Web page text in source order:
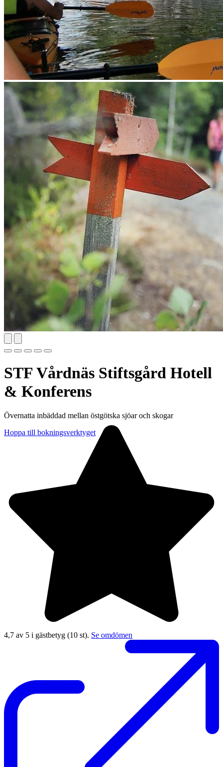
STF Vårdnäs Stiftsgård Hotell
& Konferens
Övernatta inbäddad mellan östgötska sjöar och skogar
Hoppa till bokningsverktyget
4,7 av 5 i gästbetyg (10 st). Se omdömen